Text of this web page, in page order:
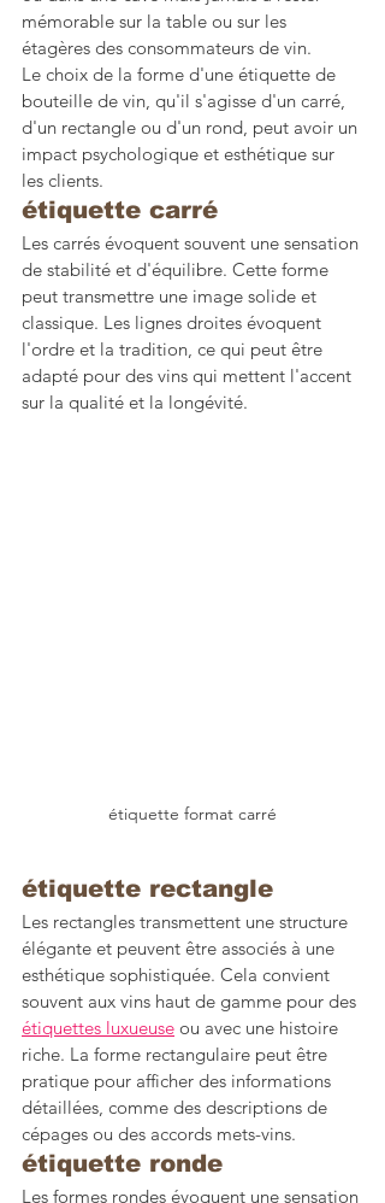
mémorable sur la table ou sur les
étagères des consommateurs de vin.
Le choix de la forme d'une étiquette de
bouteille de vin, qu'il s'agisse d'un carré,
d'un rectangle ou d'un rond, peut avoir un
impact psychologique et esthétique sur
les clients.
étiquette carré
Les carrés évoquent souvent une sensation
de stabilité et d'équilibre. Cette forme
peut transmettre une image solide et
classique. Les lignes droites évoquent
l'ordre et la tradition, ce qui peut être
adapté pour des vins qui mettent l'accent
sur la qualité et la longévité.
étiquette format carré
étiquette rectangle
Les rectangles transmettent une structure
élégante et peuvent être associés à une
esthétique sophistiquée. Cela convient
souvent aux vins haut de gamme pour des
étiquettes luxueuse ou avec une histoire
riche. La forme rectangulaire peut être
pratique pour afficher des informations
détaillées, comme des descriptions de
cépages ou des accords mets-vins.
étiquette ronde
Les formes rondes évoquent une sensation